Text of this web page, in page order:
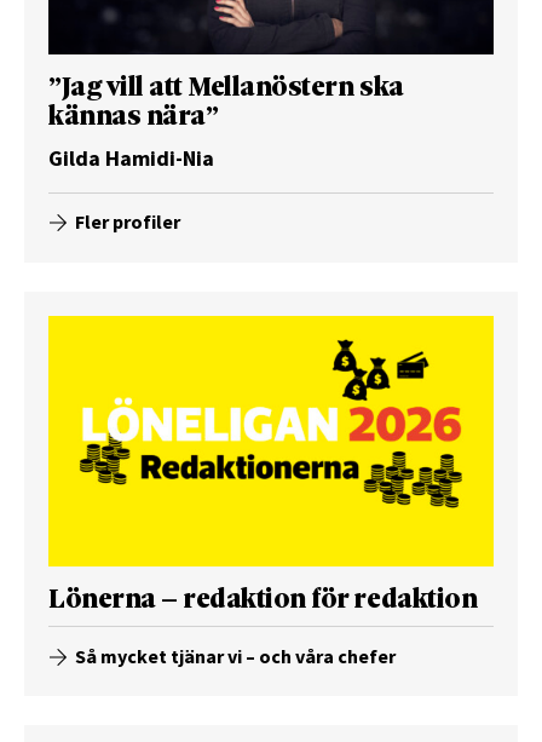
”Jag vill att Mellanöstern ska
kännas nära”
Gilda Hamidi-Nia
Fler profiler
Lönerna – redaktion för redaktion
Så mycket tjänar vi – och våra chefer